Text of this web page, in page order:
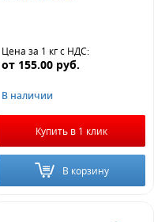
Цена за 1 кгс НДС:
от 155.00 руб.
В наличии
Купить в 1 клик
В корзину